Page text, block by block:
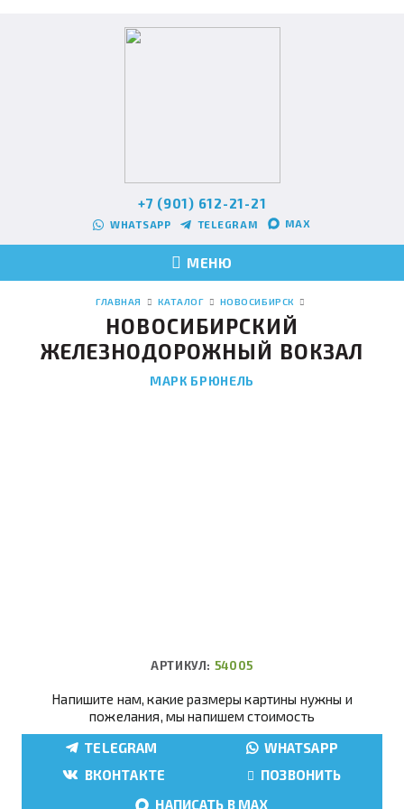
+7 (901) 612-21-21
WHATSAPP TELEGRAM MAX
МЕНЮ
ГЛАВНАЯ КАТАЛОГ НОВОСИБИРСК
НОВОСИБИРСКИЙ
ЖЕЛЕЗНОДОРОЖНЫЙ ВОКЗАЛ
МАРК БРЮНЕЛЬ
АРТИКУЛ: 54005
Напишите нам, какие размеры картины нужны и
пожелания, мы напишем стоимость
TELEGRAM
WHATSAPP
ВКОНТАКТЕ
ПОЗВОНИТЬ
НАПИСАТЬ В MAX